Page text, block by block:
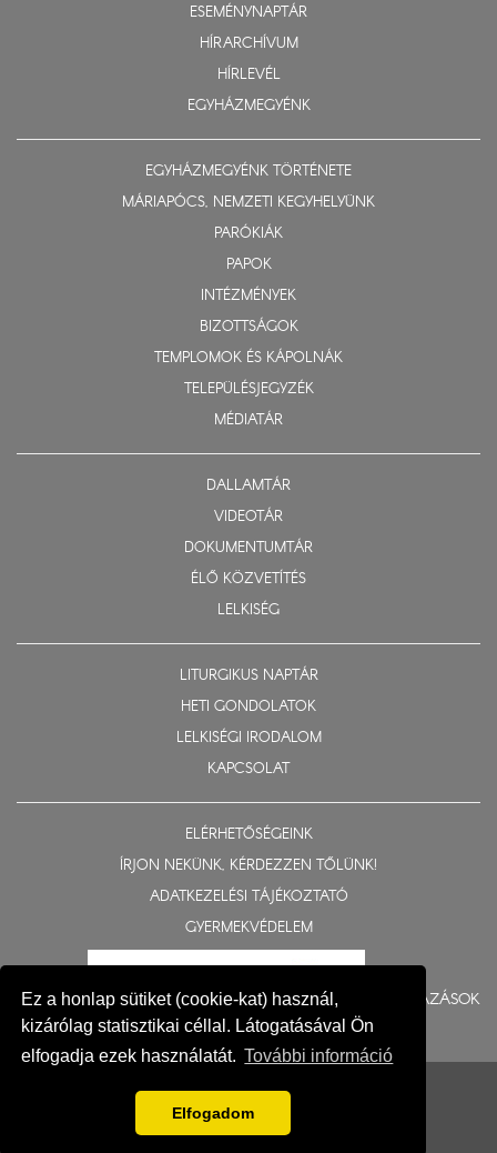
Ez a honlap sütiket (cookie-kat) használ,
kizárólag statisztikai céllal. Látogatásával Ön
elfogadja ezek használatát. További információ
Elfogadom
ESEMÉNYNAPTÁR
HÍRARCHÍVUM
HÍRLEVÉL
EGYHÁZMEGYÉNK
EGYHÁZMEGYÉNK TÖRTÉNETE
MÁRIAPÓCS, NEMZETI KEGYHELYÜNK
PARÓKIÁK
PAPOK
INTÉZMÉNYEK
BIZOTTSÁGOK
TEMPLOMOK ÉS KÁPOLNÁK
TELEPÜLÉSJEGYZÉK
MÉDIATÁR
DALLAMTÁR
VIDEOTÁR
DOKUMENTUMTÁR
ÉLŐ KÖZVETÍTÉS
LELKISÉG
LITURGIKUS NAPTÁR
HETI GONDOLATOK
LELKISÉGI IRODALOM
KAPCSOLAT
ELÉRHETŐSÉGEINK
ÍRJON NEKÜNK, KÉRDEZZEN TŐLÜNK!
ADATKEZELÉSI TÁJÉKOZTATÓ
GYERMEKVÉDELEM
BERUHÁZÁSOK
Impresszum